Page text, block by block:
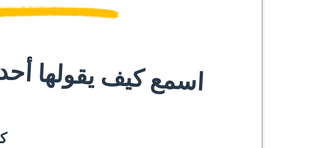
اسمع كيف يقولها